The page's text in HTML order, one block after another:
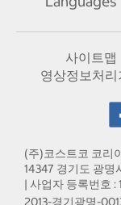
사이트맵
영상정보처리
(주)코스트코 코리
14347 경기도 광명
| 사업자 등록번호 :
2013-경기광명-